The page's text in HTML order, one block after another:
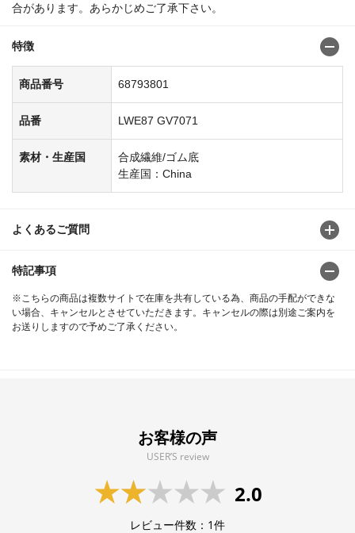
合があります。あらかじめご了承下さい。
特徴
商品番号 68793801
品番 LWE87 GV7071
素材・生産国
合成繊維/ゴム底
生産国：China
よくあるご質問
特記事項
※こちらの商品は複数サイトで在庫を共有している為、商品の手配ができな
い場合、キャンセルとさせていただきます。キャンセルの際は別途ご案内を
お送りしますので予めご了承ください。
お客様の声
USER’S review
2.0
レビュー件数： 1件